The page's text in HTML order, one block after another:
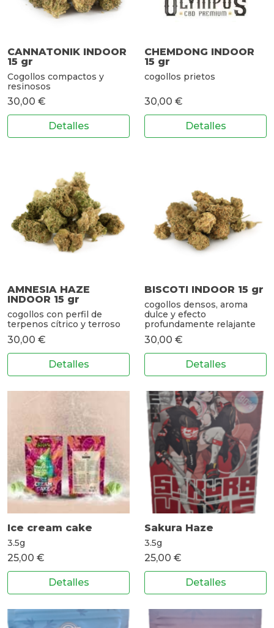
CANNATONIK INDOOR
15 gr
Cogollos compactos y
resinosos
30,00 €
Detalles
CHEMDONG INDOOR
15 gr
cogollos prietos
30,00 €
Detalles
AMNESIA HAZE
INDOOR 15 gr
cogollos con perfil de
terpenos cítrico y terroso
30,00 €
Detalles
BISCOTI INDOOR 15 gr
cogollos densos, aroma
dulce y efecto
profundamente relajante
30,00 €
Detalles
Ice cream cake
3.5g
25,00 €
Detalles
Sakura Haze
3.5g
25,00 €
Detalles